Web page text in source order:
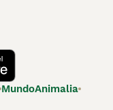
MundoAnimalia